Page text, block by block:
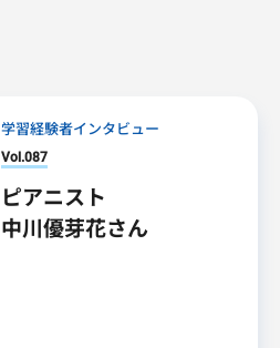
学習経験者インタビュー
Vol.087
ピアニスト
中川優芽花さん